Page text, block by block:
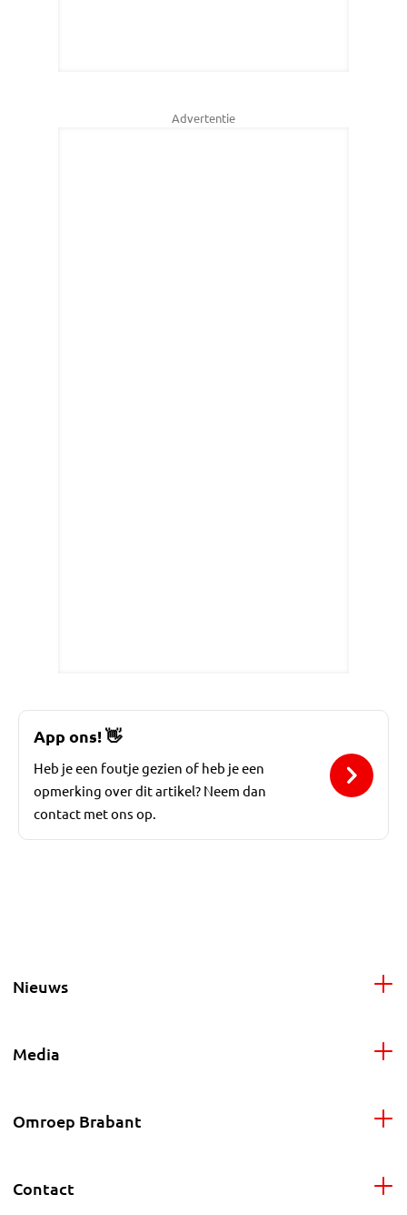
Advertentie
App ons!👋
Heb je een foutje gezien of heb je een
opmerking over dit artikel? Neem dan
contact met ons op.
Nieuws
Media
Omroep Brabant
Contact